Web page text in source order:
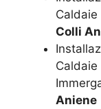
Caldaie
Colli
Caldaie
Aniene